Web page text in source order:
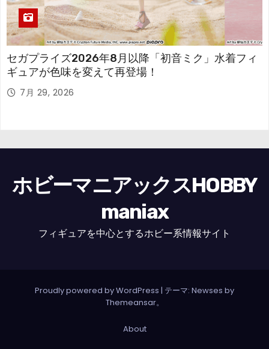
セガプライズ2026年8月以降「初音ミク」水着フィ
ギュアが色味を変えて再登場！
7月 29, 2026
ホビーマニアックスHOBBY
maniax
フィギュアを中心とするホビー系情報サイト
Proudly powered by WordPress | テーマ: Newses by
Themeansar。
About